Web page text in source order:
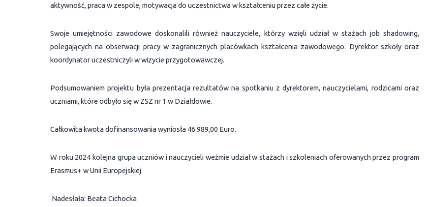
aktywność, praca w zespole, motywacja do uczestnictwa w kształceniu przez całe życie.
Swoje umiejętności zawodowe doskonalili również nauczyciele, którzy wzięli udział w stażach job shadowing,
polegających na obserwacji pracy w zagranicznych placówkach kształcenia zawodowego. Dyrektor szkoły oraz
koordynator uczestniczyli w wizycie przygotowawczej.
Podsumowaniem projektu była prezentacja rezultatów na spotkaniu z dyrektorem, nauczycielami, rodzicami oraz
uczniami, które odbyło się w ZSZ nr 1 w Działdowie.
Całkowita kwota dofinansowania wyniosła 46 989,00 Euro.
W roku 2024 kolejna grupa uczniów i nauczycieli weźmie udział w stażach i szkoleniach oferowanych przez program
Erasmus+ w Unii Europejskiej.
Nadesłała: Beata Cichocka